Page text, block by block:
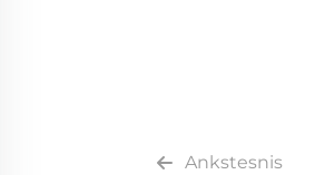
Ankstesnis